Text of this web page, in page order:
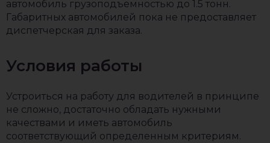
автомобиль грузоподъемностью до 1.5 тонн.
Габаритных автомобилей пока не предоставляет
диспетчерская для заказа.
Условия работы
Устроиться на работу для водителей в принципе
не сложно, достаточно обладать нужными
качествами и иметь автомобиль
соответствующий определенным критериям.